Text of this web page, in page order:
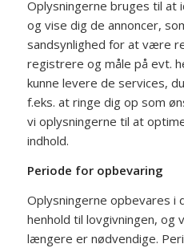
Oplysningerne bruges til at
og vise dig de annoncer,
sandsynlighed for at være
registrere og måle på evt.
kunne levere de services,
f.eks. at ringe dig op som
vi oplysningerne til at
indhold.
Periode for opbevaring
Oplysningerne opbevares i
henhold til lovgivningen, og
længere er nødvendige.